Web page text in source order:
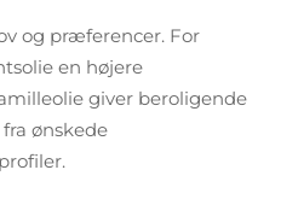
og præferencer. For
en højere
giver beroligende
ønskede